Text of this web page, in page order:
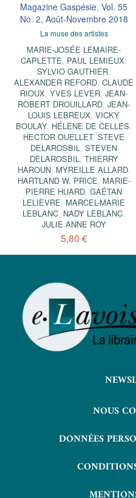
Magazine Gaspésie. Vol. 55
No. 2, Août-Novembre 2018
La muse des artistes
MARIE-JOSÉE LEMAIRE-
CAPLETTE, PAUL LEMIEUX,
SYLVIO GAUTHIER,
ALEXANDER REFORD,CLAUDE
RIOUX,YVES LEVER,JEAN-
ROBERT DROUILLARD,JEAN-
LOUIS LEBREUX,VICKY
BOULAY, HÉLÈNE DE CELLES,
HECTOR OUELLET,STEVE
DELAROSBIL,STEVEN
DELAROSBIL, THIERRY
HAROUN, MYREILLE ALLARD,
HARTLAND W. PRICE, MARIE-
PIERRE HUARD,GAÉTAN
LELIÈVRE, MARCEL-MARIE
LEBLANC, NADY LEBLANC,
JULIE ANNE ROY
5,80 €
NOUS
DONNÉES